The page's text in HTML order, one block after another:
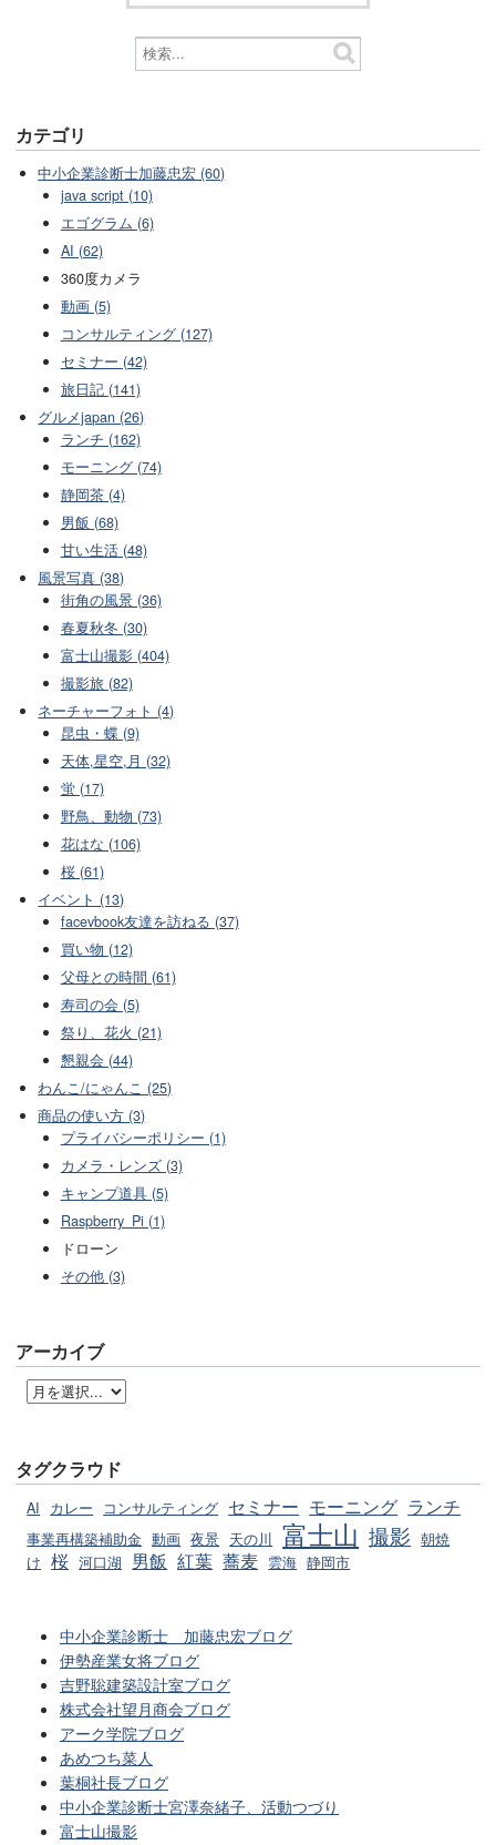
カテゴリ
中小企業診断士加藤忠宏 (60)
java script (10)
エゴグラム (6)
AI (62)
360度カメラ
動画 (5)
コンサルティング (127)
セミナー (42)
旅日記 (141)
グルメjapan (26)
ランチ (162)
モーニング (74)
静岡茶 (4)
男飯 (68)
甘い生活 (48)
風景写真 (38)
街角の風景 (36)
春夏秋冬 (30)
富士山撮影 (404)
撮影旅 (82)
ネーチャーフォト (4)
昆虫・蝶 (9)
天体,星空,月 (32)
蛍 (17)
野鳥、動物 (73)
花はな (106)
桜 (61)
イベント (13)
facevbook友達を訪ねる (37)
買い物 (12)
父母との時間 (61)
寿司の会 (5)
祭り、花火 (21)
懇親会 (44)
わんこ/にゃんこ (25)
商品の使い方 (3)
プライバシーポリシー (1)
カメラ・レンズ (3)
キャンプ道具 (5)
Raspberry_Pi (1)
ドローン
その他 (3)
アーカイブ
タグクラウド
AI カレー コンサルティング セミナー モーニング ランチ
事業再構築補助金 動画 夜景 天の川 富士山 撮影 朝焼
け 桜 河口湖 男飯 紅葉 蕎麦 雲海 静岡市
中小企業診断士 加藤忠宏ブログ
伊勢産業女将ブログ
吉野聡建築設計室ブログ
株式会社望月商会ブログ
アーク学院ブログ
あめつち菜人
葉桐社長ブログ
中小企業診断士宮澤奈緒子、活動つづり
富士山撮影